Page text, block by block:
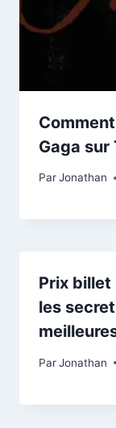
Gaga
ParJonathan
Prix billet
les
ParJonathan